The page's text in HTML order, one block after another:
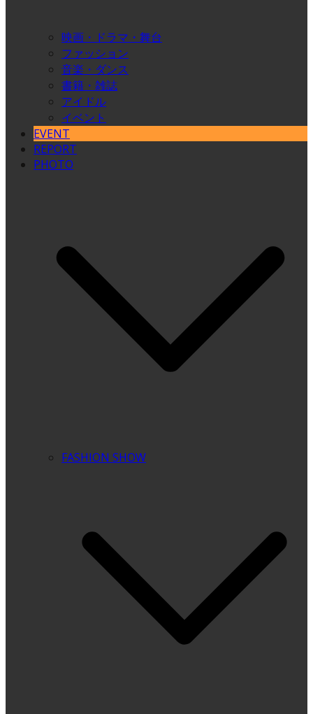
映画・ドラマ・舞台
ファッション
音楽・ダンス
書籍・雑誌
アイドル
イベント
EVENT
REPORT
PHOTO
FASHION SHOW